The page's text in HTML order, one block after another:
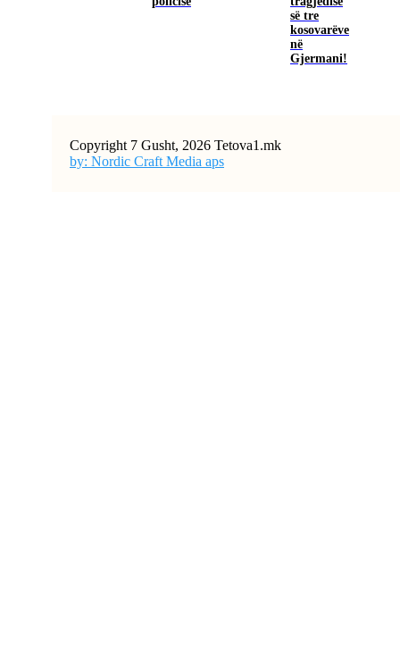
së tre
kosovarëve
në
Gjermani!
Copyright 7 Gusht, 2026 Tetova1.mk
by: Nordic Craft Media aps